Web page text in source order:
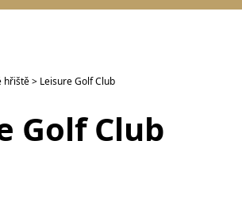
hřiště> Leisure Golf Club
Golf Club